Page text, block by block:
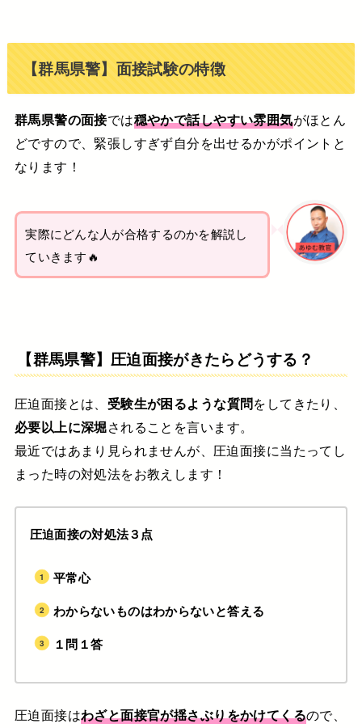
【群馬県警】面接試験の特徴
群馬県警の面接では穏やかで話しやすい雰囲気がほとん
どですので、緊張しすぎず自分を出せるかがポイントと
なります！
実際にどんな人が合格するのかを解説し
ていきます🔥
【群馬県警】圧迫面接がきたらどうする？
圧迫面接とは、 受験生が困るような質問をしてきたり、
必要以上に深堀されることを言います。
最近ではあまり見られませんが、圧迫面接に当たってし
まった時の対処法をお教えします！
圧迫面接の対処法３点
平常心
わからないものはわからないと答える
１問１答
圧迫面接はわざと面接官が揺さぶりをかけてくるので、